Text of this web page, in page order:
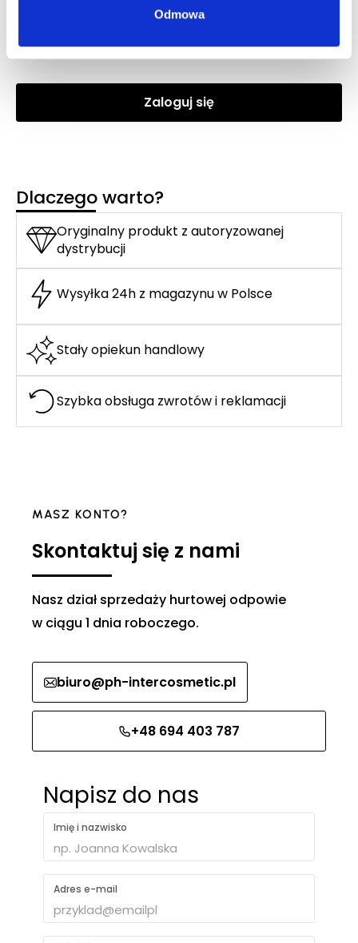
Odmowa
woda perfumowana
Zaloguj się
Dlaczego warto?
Oryginalny produkt z autoryzowanej
dystrybucji
Wysyłka 24h z magazynu w Polsce
Stały opiekun handlowy
Szybka obsługa zwrotów i reklamacji
MASZ KONTO?
Skontaktuj się z nami
Nasz dział sprzedaży hurtowej odpowie
w ciągu 1 dnia roboczego.
biuro@ph-intercosmetic.pl
+48 694 403 787
Napisz do nas
Imię i nazwisko
Adres e-mail